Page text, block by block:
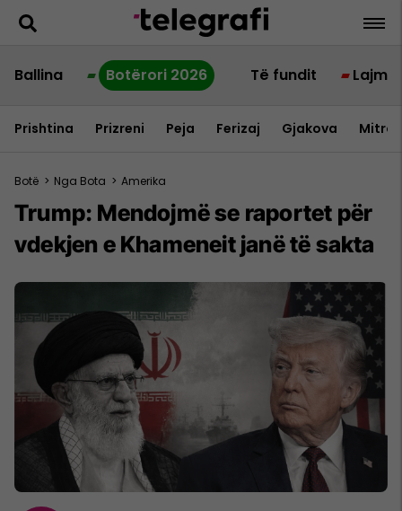
Ballina Botërori 2026 Të fundit Lajme
Prishtina Prizreni Peja Ferizaj Gjakova
Botë > Nga Bota > Amerika
Trump: Mendojmë se raportet për
vdekjen e Khameneit janë të sakta